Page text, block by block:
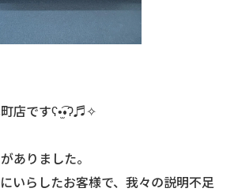
店ですʕ•̫͡•ʔ♬✧
ありました。
いらしたお客様で、我々の説明不足